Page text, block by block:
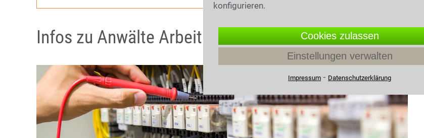
Infos zu Anwälte Arbeitsrecht in Mühldorf am Inn
konfigurieren.
Cookies zulassen
Einstellungen verwalten
Impressum ⁃ Datenschutzerklärung